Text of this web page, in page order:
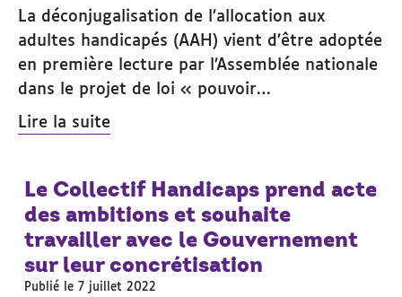
La déconjugalisation de l’allocation aux
adultes handicapés (AAH) vient d’être adoptée
en première lecture par l’Assemblée nationale
dans le projet de loi « pouvoir…
Lire la suite
Le Collectif Handicaps prend acte
des ambitions et souhaite
travailler avec le Gouvernement
sur leur concrétisation
Publié le 7 juillet 2022